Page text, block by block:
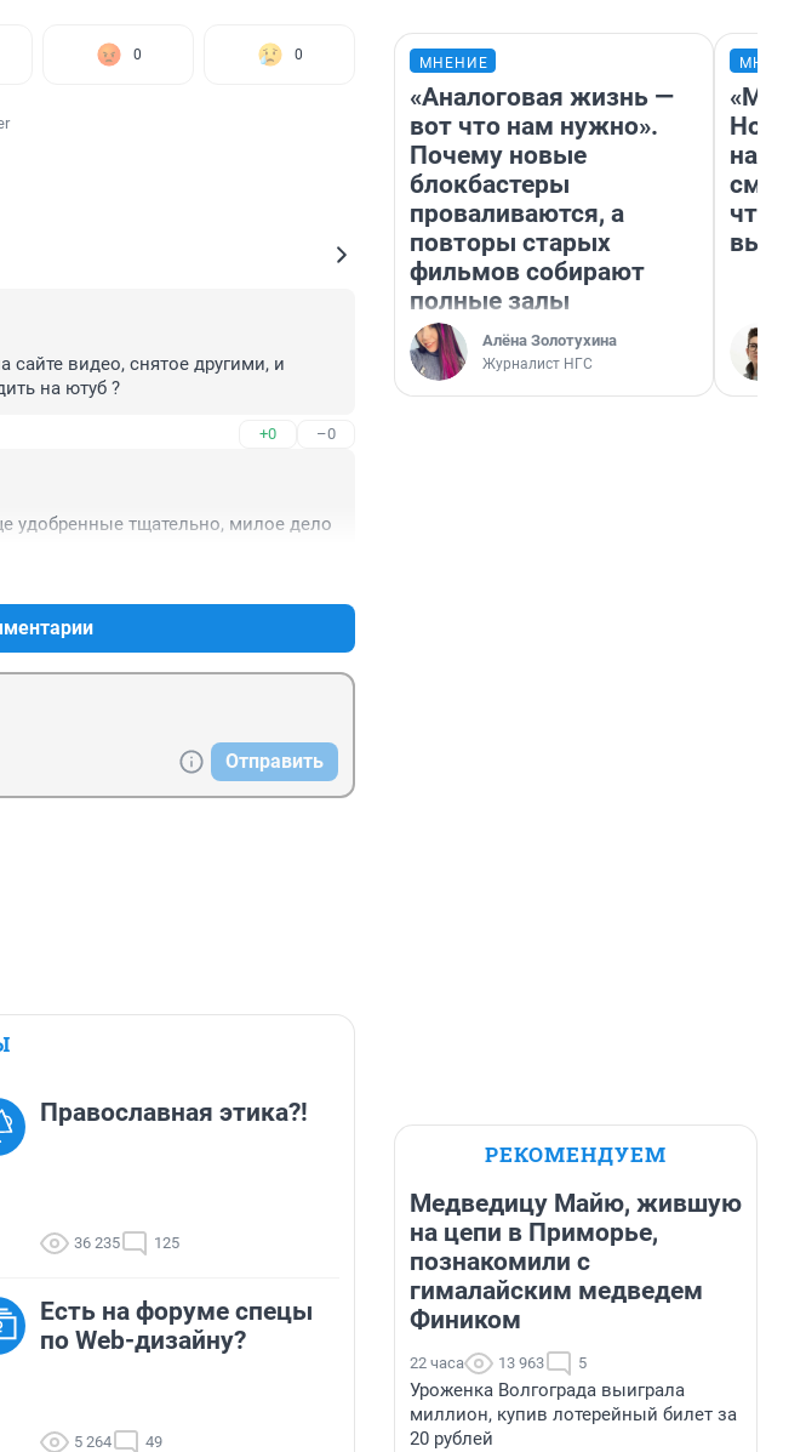
0 0
сайте видео, снятое другими, и
на ютуб ?
+0 –0
удобренные тщательно, милое дело
Отправить
Православная этика?!
36 235 125
Есть на форуме спецы
по Web-дизайну?
5 264 49
МНЕНИЕ
«Аналоговая жизнь —
вот что нам нужно».
Почему новые
блокбастеры
проваливаются, а
повторы старых
фильмов собирают
полные залы
Алёна Золотухина
Журналист НГС
«Мы
РЕКОМЕНДУЕМ
Медведицу Майю, жившую
на цепи в Приморье,
познакомили с
гималайским медведем
Фиником
22 часа 13 963 5
Уроженка Волгограда выиграла
миллион, купив лотерейный билет за
20 рублей